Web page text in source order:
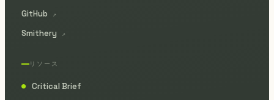
GitHub
↗
Smithery ↗
リソース
●
Critical Brief